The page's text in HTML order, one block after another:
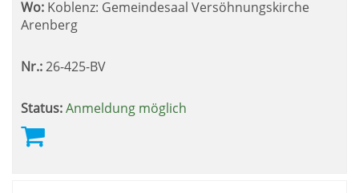
Wo: Koblenz: Gemeindesaal Versöhnungskirche
Arenberg
Nr.:26-425-BV
Status:Anmeldung möglich